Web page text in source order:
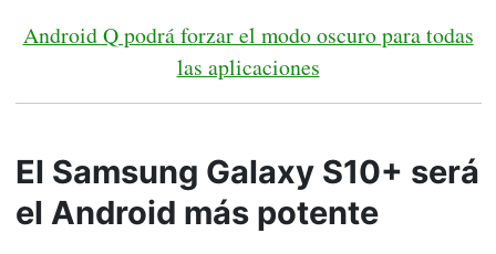
Android Q podrá forzar el modo oscuro para todas
las aplicaciones
El Samsung Galaxy S10+ será
el Android más potente